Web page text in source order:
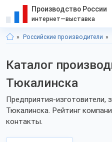
Производство России
интернет—выставка
Российские производители
Каталог
Тюкалинска
Предприятия-изготовители,
Тюкалинска. Рейтинг
контакты.